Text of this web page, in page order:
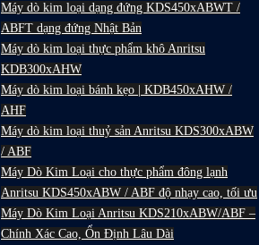
Máy dò kim loại dạng đứng KDS450xABWT /
ABFT dạng đứng Nhật Bản
Máy dò kim loại thực phẩm khô Anritsu
KDB300xAHW
Máy dò kim loại bánh kẹo | KDB450xAHW /
AHF
Máy dò kim loại thuỷ sản Anritsu KDS300xABW
/ ABF
Máy Dò Kim Loại cho thực phẩm đông lạnh
Anritsu KDS450xABW / ABF độ nhạy cao, tối ưu
Máy Dò Kim Loại Anritsu KDS210xABW/ABF –
Chính Xác Cao, Ổn Định Lâu Dài